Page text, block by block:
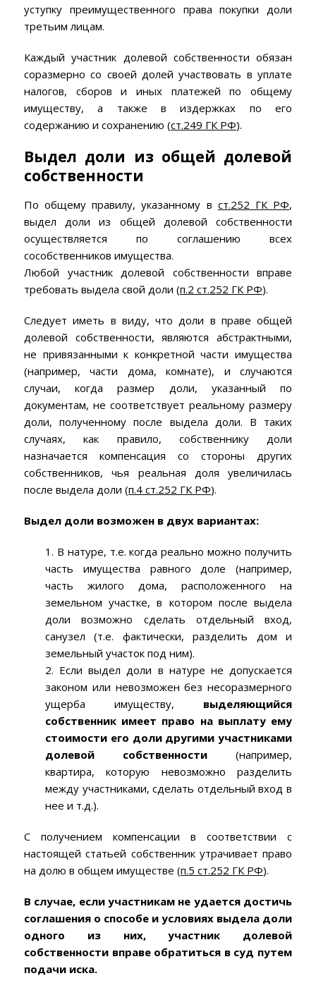
уступку преимущественного права покупки доли
третьим лицам.
Каждый участник долевой собственности обязан
соразмерно со своей долей участвовать в уплате
налогов, сборов и иных платежей по общему
имуществу, а также в издержках по его
содержанию и сохранению (ст.249 ГК РФ).
Выдел доли из общей долевой
собственности
По общему правилу, указанному в ст.252 ГК РФ,
выдел доли из общей долевой собственности
осуществляется по соглашению всех
сособственников имущества.
Любой участник долевой собственности вправе
требовать выдела свой доли (п.2 ст.252 ГК РФ).
Следует иметь в виду, что доли в праве общей
долевой собственности, являются абстрактными,
не привязанными к конкретной части имущества
(например, части дома, комнате), и случаются
случаи, когда размер доли, указанный по
документам, не соответствует реальному размеру
доли, полученному после выдела доли. В таких
случаях, как правило, собственнику доли
назначается компенсация со стороны других
собственников, чья реальная доля увеличилась
после выдела доли (п.4 ст.252 ГК РФ).
Выдел доли возможен в двух вариантах:
1. В натуре, т.е. когда реально можно получить
часть имущества равного доле (например,
часть жилого дома, расположенного на
земельном участке, в котором после выдела
доли возможно сделать отдельный вход,
санузел (т.е. фактически, разделить дом и
земельный участок под ним).
2. Если выдел доли в натуре не допускается
законом или невозможен без несоразмерного
ущерба имуществу, выделяющийся
собственник имеет право на выплату ему
стоимости его доли другими участниками
долевой собственности (например,
квартира, которую невозможно разделить
между участниками, сделать отдельный вход в
нее и т.д.).
С получением компенсации в соответствии с
настоящей статьей собственник утрачивает право
на долю в общем имуществе (п.5 ст.252 ГК РФ).
В случае, если участникам не удается достичь
соглашения о способе и условиях выдела доли
одного из них, участник долевой
собственности вправе обратиться в суд путем
подачи иска.